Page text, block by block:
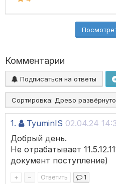
Комментарии
Подписаться на ответы
Сортировка: Древо
1. TyuminIS 02.04.24
Добрый день.
Не отрабатывает
документ поступление)
+ – Ответить 1